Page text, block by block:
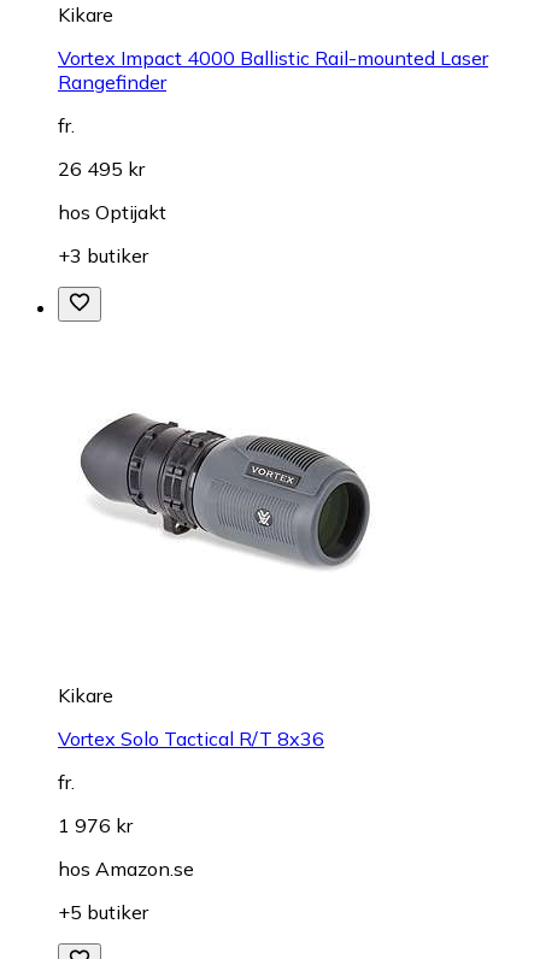
Kikare
Vortex Impact 4000 Ballistic Rail-mounted Laser
Rangefinder
fr.
26 495 kr
hos Optijakt
+3 butiker
Kikare
Vortex Solo Tactical R/T 8x36
fr.
1 976 kr
hos Amazon.se
+5 butiker